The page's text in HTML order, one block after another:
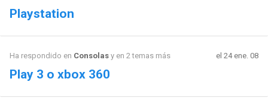
Playstation
Ha respondido en Consolasy en 2 temas más el 24 ene. 08
Play 3 o xbox 360